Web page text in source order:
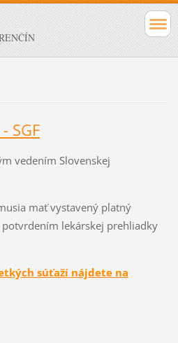
SGF
vedením Slovenskej
mať vystavený platný
potvrdením lekárskej prehliadky
súťaží nájdete na